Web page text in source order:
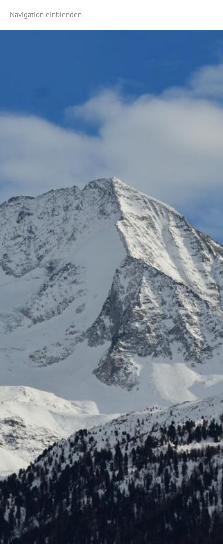
Navigation einblenden